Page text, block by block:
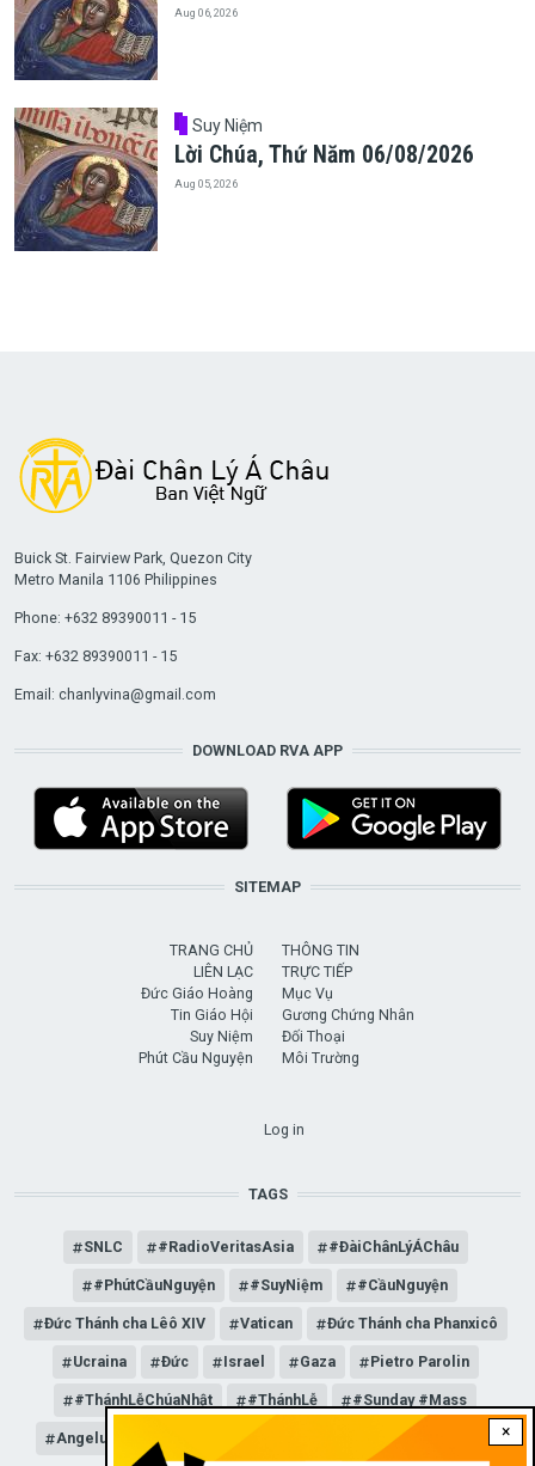
Aug 06, 2026
Suy Niệm
Lời Chúa, Thứ Năm 06/08/2026
Aug 05, 2026
×
Buick St. Fairview Park, Quezon City
Metro Manila 1106 Philippines
Phone: +632 89390011 - 15
Fax: +632 89390011 - 15
Email: chanlyvina@gmail.com
DOWNLOAD RVA APP
SITEMAP
TRANG CHỦ
LIÊN LẠC
Đức Giáo Hoàng
Tin Giáo Hội
Suy Niệm
Phút Cầu Nguyện
THÔNG TIN
TRỰC TIẾP
Mục Vụ
Gương Chứng Nhân
Đối Thoại
Môi Trường
Log in
TAGS
SNLC #RadioVeritasAsia #ĐàiChânLýÁChâu
#PhútCầuNguyện #SuyNiệm #CầuNguyện
Đức Thánh cha Lêô XIV Vatican Đức Thánh cha Phanxicô
Ucraina Đức Israel Gaza Pietro Parolin
#ThánhLễChúaNhật #ThánhLễ #Sunday #Mass
Angelus Đức Giáo hoàng Lêô XIV General Audience